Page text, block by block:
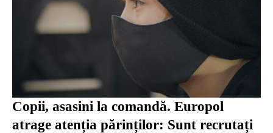
Copii, asasini la comandă. Europol
atrage atenția părinților: Sunt recrutați